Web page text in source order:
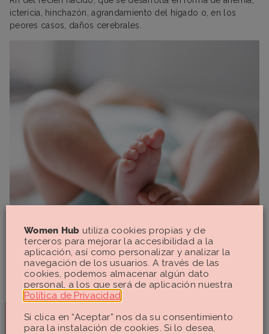
ictericia, hinchazón, agrandamiento del hígado o, en los
peores casos, daños cerebrales.
La vacuna Anti-D (Rh) que se inyecta a la
Women Hub utiliza cookies propias y de
terceros para mejorar la accesibilidad a la
aplicación, así como personalizar y analizar la
navegación de los usuarios. A través de las
cookies, podemos almacenar algún dato
personal, a los que será de aplicación nuestra
Política de Privacidad
Si clica en “Aceptar” nos da su consentimiento
para la instalación de cookies. Si lo desea,